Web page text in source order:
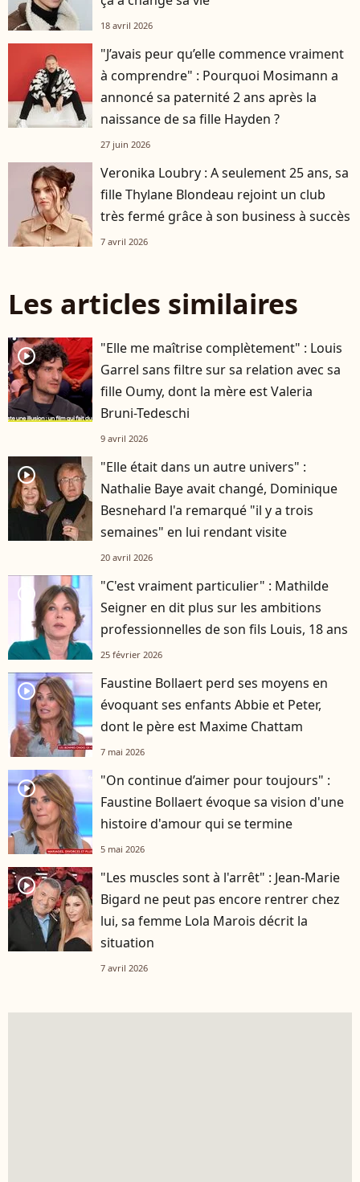
18 avril 2026
"J’avais peur qu’elle commence vraiment
à comprendre" : Pourquoi Mosimann a
annoncé sa paternité 2 ans après la
naissance de sa fille Hayden ?
27 juin 2026
Veronika Loubry : A seulement 25 ans, sa
fille Thylane Blondeau rejoint un club
très fermé grâce à son business à succès
7 avril 2026
Les articles similaires
player2
"Elle me maîtrise complètement" : Louis
Garrel sans filtre sur sa relation avec sa
fille Oumy, dont la mère est Valeria
Bruni-Tedeschi
9 avril 2026
player2
"Elle était dans un autre univers" :
Nathalie Baye avait changé, Dominique
Besnehard l'a remarqué "il y a trois
semaines" en lui rendant visite
20 avril 2026
player2
"C'est vraiment particulier" : Mathilde
Seigner en dit plus sur les ambitions
professionnelles de son fils Louis, 18 ans
25 février 2026
player2
Faustine Bollaert perd ses moyens en
évoquant ses enfants Abbie et Peter,
dont le père est Maxime Chattam
7 mai 2026
player2
"On continue d’aimer pour toujours" :
Faustine Bollaert évoque sa vision d'une
histoire d'amour qui se termine
5 mai 2026
player2
"Les muscles sont à l'arrêt" : Jean-Marie
Bigard ne peut pas encore rentrer chez
lui, sa femme Lola Marois décrit la
situation
7 avril 2026